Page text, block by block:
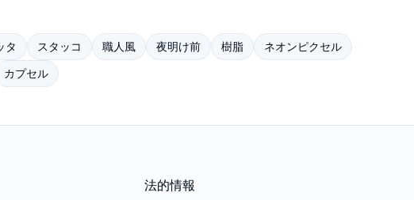
タ スタッコ 職人風 夜明け前 樹脂
ネオンピクセル
カプセル
法的情報